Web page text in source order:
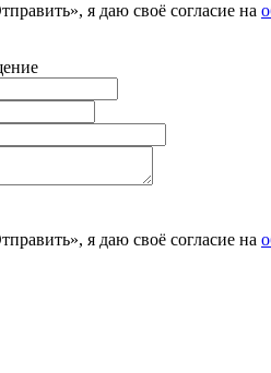
я даю своё согласие на
я даю своё согласие на